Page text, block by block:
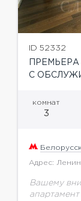
ID 52332
С
комнат
3
Адрес:
Вашему